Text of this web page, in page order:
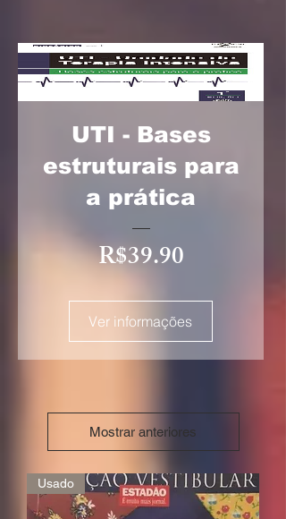
UTI - Bases
estruturais para
a prática
R$39.90Preço
Ver informações
Mostrar anteriores
Usado